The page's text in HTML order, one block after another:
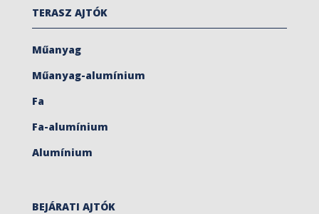
TERASZ AJTÓK
Műanyag
Műanyag-alumínium
Fa
Fa-alumínium
Alumínium
BEJÁRATI AJTÓK